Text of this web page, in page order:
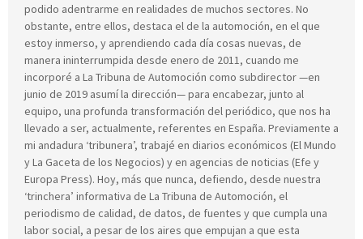
podido adentrarme en realidades de muchos sectores. No
obstante, entre ellos, destaca el de la automoción, en el que
estoy inmerso, y aprendiendo cada día cosas nuevas, de
manera ininterrumpida desde enero de 2011, cuando me
incorporé a La Tribuna de Automoción como subdirector —en
junio de 2019 asumí la dirección— para encabezar, junto al
equipo, una profunda transformación del periódico, que nos ha
llevado a ser, actualmente, referentes en España. Previamente a
mi andadura ‘tribunera’, trabajé en diarios económicos (El Mundo
y La Gaceta de los Negocios) y en agencias de noticias (Efe y
Europa Press). Hoy, más que nunca, defiendo, desde nuestra
‘trinchera’ informativa de La Tribuna de Automoción, el
periodismo de calidad, de datos, de fuentes y que cumpla una
labor social, a pesar de los aires que empujan a que esta